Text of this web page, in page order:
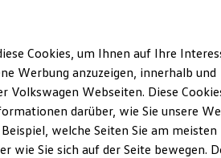
der ID. Modelle
im Winter
Cookies, um Ihnen auf Ihre
Werbung anzuzeigen, innerhalb und
Volkswagen Webseiten. Diese
darüber, wie Sie unsere
welche Seiten Sie am meisten
wie Sie sich auf der Seite bewegen.